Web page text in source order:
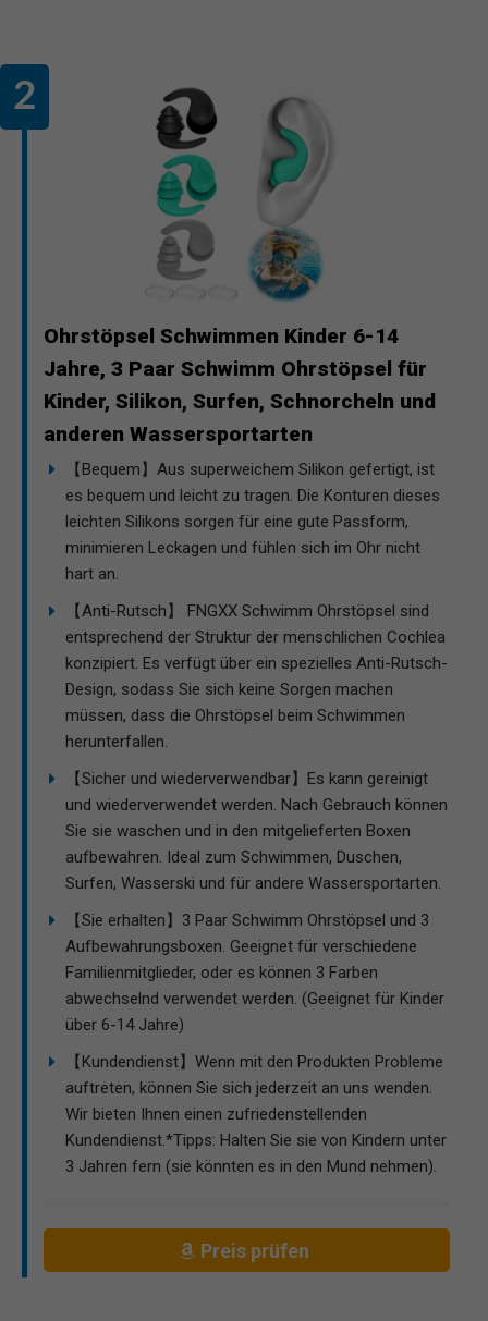
Ohrstöpsel Schwimmen Kinder 6-14
Jahre, 3 Paar Schwimm Ohrstöpsel für
Kinder, Silikon, Surfen, Schnorcheln und
anderen Wassersportarten
【Bequem】Aus superweichem Silikon gefertigt, ist
es bequem und leicht zu tragen. Die Konturen dieses
leichten Silikons sorgen für eine gute Passform,
minimieren Leckagen und fühlen sich im Ohr nicht
hart an.
【Anti-Rutsch】 FNGXX Schwimm Ohrstöpsel sind
entsprechend der Struktur der menschlichen Cochlea
konzipiert. Es verfügt über ein spezielles Anti-Rutsch-
Design, sodass Sie sich keine Sorgen machen
müssen, dass die Ohrstöpsel beim Schwimmen
herunterfallen.
【Sicher und wiederverwendbar】Es kann gereinigt
und wiederverwendet werden. Nach Gebrauch können
Sie sie waschen und in den mitgelieferten Boxen
aufbewahren. Ideal zum Schwimmen, Duschen,
Surfen, Wasserski und für andere Wassersportarten.
【Sie erhalten】3 Paar Schwimm Ohrstöpsel und 3
Aufbewahrungsboxen. Geeignet für verschiedene
Familienmitglieder, oder es können 3 Farben
abwechselnd verwendet werden. (Geeignet für Kinder
über 6-14 Jahre)
【Kundendienst】Wenn mit den Produkten Probleme
auftreten, können Sie sich jederzeit an uns wenden.
Wir bieten Ihnen einen zufriedenstellenden
Kundendienst.*Tipps: Halten Sie sie von Kindern unter
3 Jahren fern (sie könnten es in den Mund nehmen).
Preis prüfen